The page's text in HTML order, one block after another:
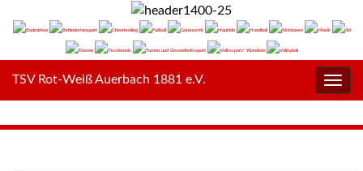
TSV Rot-Weiß Auerbach 1881 e.V.